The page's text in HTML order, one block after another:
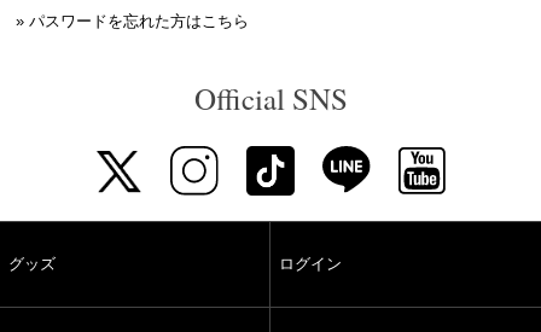
» パスワードを忘れた方はこちら
Official SNS
グッズ ログイン